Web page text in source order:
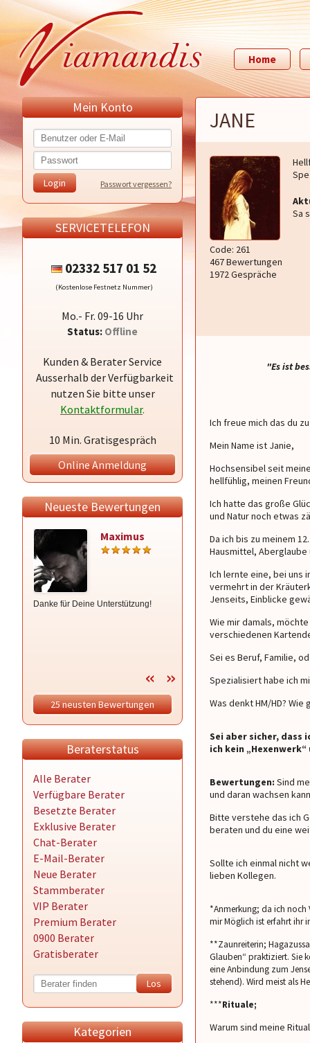
Home
Mein Konto
Passwort vergessen?
SERVICETELEFON
02332 517 01 52
(Kostenlose Festnetz Nummer)
Mo.- Fr. 09-16 Uhr
Status: Offline
Kunden & Berater Service
Ausserhalb der Verfügbarkeit
nutzen Sie bitte unser
Kontaktformular.
10 Min. Gratisgespräch
Online Anmeldung
Neueste Bewertungen
Maximus
Danke für Deine Unterstützung!
Alischa
Alischa meine Zuckerpuppe.....du
bist der absolute Knaller was du
siehst 🥰🙏💐🍀 und natürlich ein
Gespräch bzgl.
25 neusten Bewertungen
Beraterstatus
Alle Berater
Verfügbare Berater
Besetzte Berater
Exklusive Berater
Chat-Berater
E-Mail-Berater
Neue Berater
Stammberater
VIP Berater
Premium Berater
0900 Berater
Gratisberater
Kategorien
JANE
Code: 261
467 Bewertungen
1972 Gespräche
Sa
"Es ist
Ich freue mich das du
Mein Name ist Janie,
Hochsensibel seit
hellfühlig, meinen
Ich hatte das große
und Natur noch etwas
Da ich bis zu meinem
Hausmittel,
Ich lernte eine, bei uns
vermehrt in der
Jenseits, Einblicke
Wie mir damals,
verschiedenen
Sei es Beruf, Familie,
Spezialisiert habe ich
Was denkt HM/HD?
Sei aber sicher, dass
ich kein
Bewertungen: Sind
und daran wachsen
Bitte verstehe das ich
beraten und du eine
Sollte ich einmal nicht
lieben Kollegen.
*Anmerkung; da ich noch
mir Möglich ist erfahrt ihr
**Zaunreiterin;
Glauben“ praktiziert. Sie
eine Anbindung zum
stehend). Wird meist als
***Rituale;
Warum sind meine